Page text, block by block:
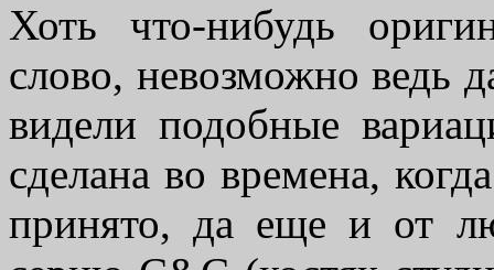
Хоть что-нибудь
слово, невозможно ведь
видели подобные
сделана во времена,
принято, да еще и от